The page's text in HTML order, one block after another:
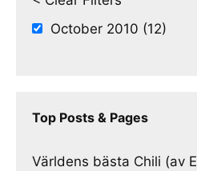
October 2010 (12)
Top Posts & Pages
Världens bästa Chili (av